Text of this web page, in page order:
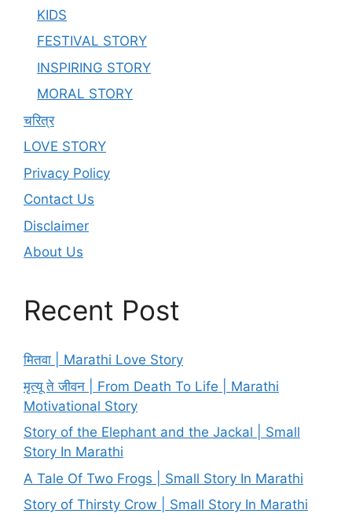
KIDS
FESTIVAL STORY
INSPIRING STORY
MORAL STORY
चरित्र
LOVE STORY
Privacy Policy
Contact Us
Disclaimer
About Us
Recent Post
मितवा | Marathi Love Story
मृत्यू ते जीवन | From Death To Life | Marathi
Motivational Story
Story of the Elephant and the Jackal | Small
Story In Marathi
A Tale Of Two Frogs | Small Story In Marathi
Story of Thirsty Crow | Small Story In Marathi